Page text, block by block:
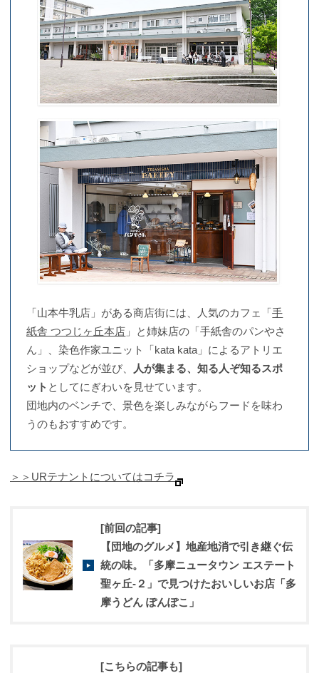
「山本牛乳店」がある商店街には、人気のカフェ「手
紙舎 つつじヶ丘本店 」と姉妹店の「手紙舎のパンやさ
ん」、染色作家ユニット「kata kata」によるアトリエ
ショップなどが並び、
人が集まる、知る人ぞ知るスポ
ット としてにぎわいを見せています。
団地内のベンチで、景色を楽しみながらフードを味わ
うのもおすすめです。
＞＞URテナントについてはコチラ
[前回の記事]
【団地のグルメ】地産地消で引き継ぐ伝
統の味。「多摩ニュータウン エステート
聖ヶ丘‐２」で見つけたおいしいお店「多
摩うどん ぽんぽこ」
[こちらの記事も]